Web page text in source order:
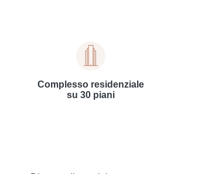
Complesso residenziale
su 30 piani